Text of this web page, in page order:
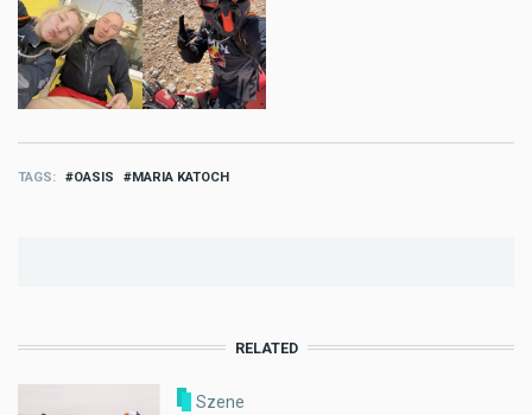
TAGS OASIS MARIA KATOCH
RELATED
Szene